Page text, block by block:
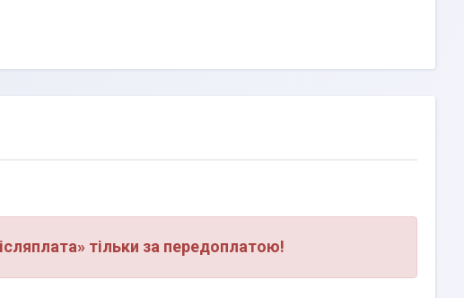
тільки за передоплатою!